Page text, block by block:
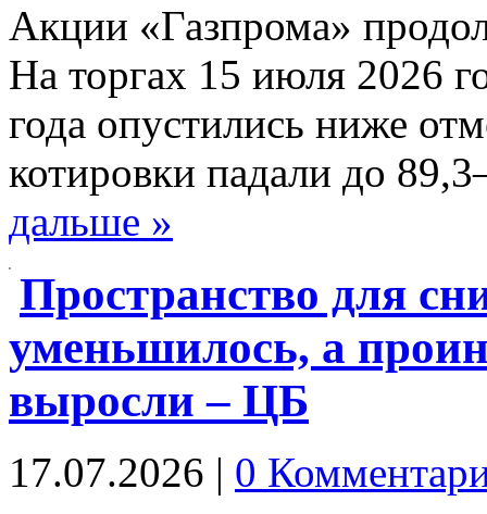
Акции «Газпрома»
На торгах 15 июля 2026
года опустились ниже
котировки падали до
дальше »
Пространство для
уменьшилось, а
выросли – ЦБ
17.07.2026 | 0